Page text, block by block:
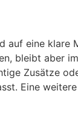
eine klare
bleibt aber
Zusätze
Eine